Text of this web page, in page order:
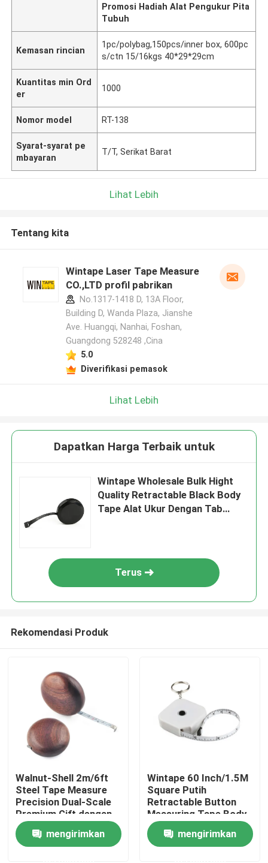
Rumah
Produk
Promosi Hadiah Alat Pengukur Pita
Tubuh
Kemasan rincian
1pc/polybag,150pcs/inner box, 600pc
s/ctn 15/16kgs 40*29*29cm
Kuantitas min Ord
er
1000
Nomor model RT-138
Syarat-syarat pe
mbayaran
T/T, Serikat Barat
Lihat Lebih
Tentang kita
Wintape Laser Tape Measure
CO.,LTD profil pabrikan
No.1317-1418 D, 13A Floor,
Building D, Wanda Plaza, Jianshe
Ave. Huangqi, Nanhai, Foshan,
Guangdong 528248 ,Cina
5.0
Diverifikasi pemasok
Lihat Lebih
Dapatkan Harga Terbaik untuk
Wintape Wholesale Bulk Hight
Quality Retractable Black Body
Tape Alat Ukur Dengan Tab
Terus
Rekomendasi Produk
Walnut-Shell 2m/6ft
Steel Tape Measure
Precision Dual-Scale
Premium Gift dengan
desain tahan lama, tepi
halus & pisau lebar
6mm untuk
mengirimkan
Wintape 60 Inch/1.5M
Square Putih
Retractable Button
Measuring Tape Body
Size Measure Tape
Measure Dengan
Desain Key Ring
mengirimkan